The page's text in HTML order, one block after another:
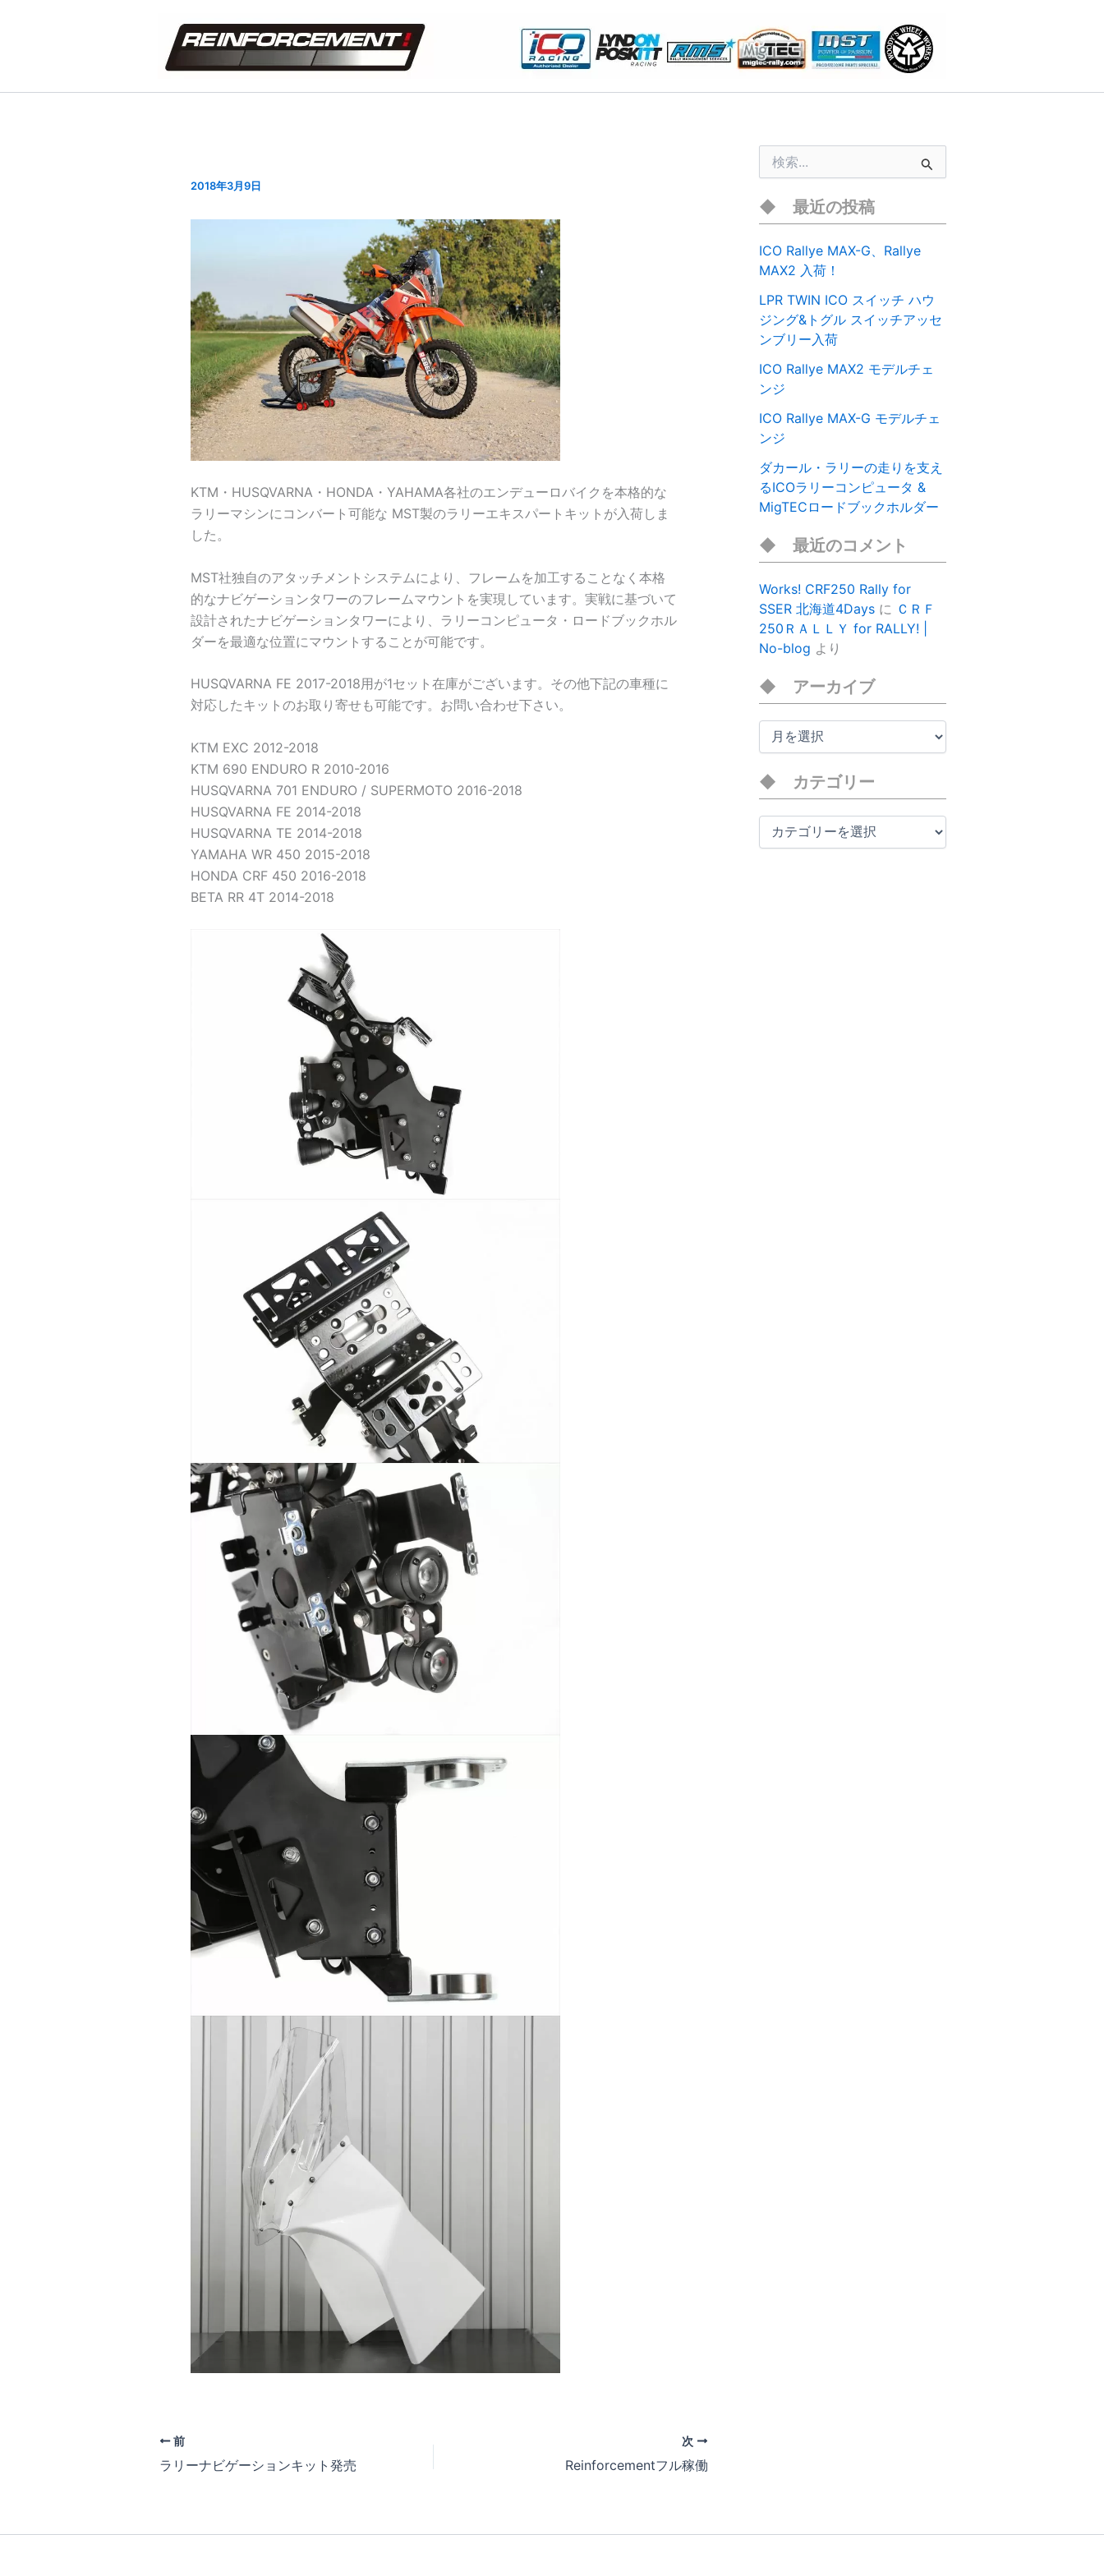
キ
2018年3月9日
KTM・HUSQVARNA・HONDA・YAHAMA各社のエンデューロバイクを本格的な
ラリーマシンにコンバート可能な MST製のラリーエキスパートキットが入荷しま
した。
MST社独自のアタッチメントシステムにより、フレームを加工することなく本格
的なナビゲーションタワーのフレームマウントを実現しています。実戦に基づいて
設計されたナビゲーションタワーにより、ラリーコンピュータ・ロードブックホル
ダーを最適な位置にマウントすることが可能です。
HUSQVARNA FE 2017-2018用が1セット在庫がございます。その他下記の車種に
対応したキットのお取り寄せも可能です。お問い合わせ下さい。
KTM EXC 2012-2018
KTM 690 ENDURO R 2010-2016
HUSQVARNA 701 ENDURO / SUPERMOTO 2016-2018
HUSQVARNA FE 2014-2018
HUSQVARNA TE 2014-2018
YAMAHA WR 450 2015-2018
HONDA CRF 450 2016-2018
BETA RR 4T 2014-2018
前
ラリーナビゲーションキット発売
次
Reinforcementフル稼働
象
最近の投稿
ICO Rallye MAX-G、Rallye
MAX2 入荷！
LPR TWIN ICO スイッチ ハウ
ジング&トグル スイッチアッセ
ンブリー入荷
ICO Rallye MAX2 モデルチェ
ンジ
ICO Rallye MAX-G モデルチェ
ンジ
ダカール・ラリーの走りを支え
るICOラリーコンピュータ &
MigTECロードブックホルダー
最近のコメント
Works! CRF250 Rally for
SSER 北海道4Days に ＣＲＦ
250ＲＡＬＬＹ for RALLY! |
No-blog より
アーカイブ
ア
イ
ブ
カテゴリー
カ